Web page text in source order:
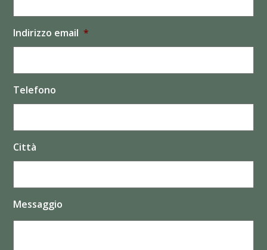
Indirizzo email *
Telefono
Città
Messaggio